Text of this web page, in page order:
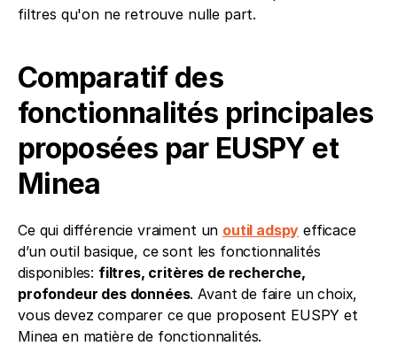
filtres qu'on ne retrouve nulle part.
Comparatif des
fonctionnalités principales
proposées par EUSPY et
Minea
Ce qui différencie vraiment un outil adspy efficace
d’un outil basique, ce sont les fonctionnalités
disponibles: filtres, critères de recherche,
profondeur des données. Avant de faire un choix,
vous devez comparer ce que proposent EUSPY et
Minea en matière de fonctionnalités.